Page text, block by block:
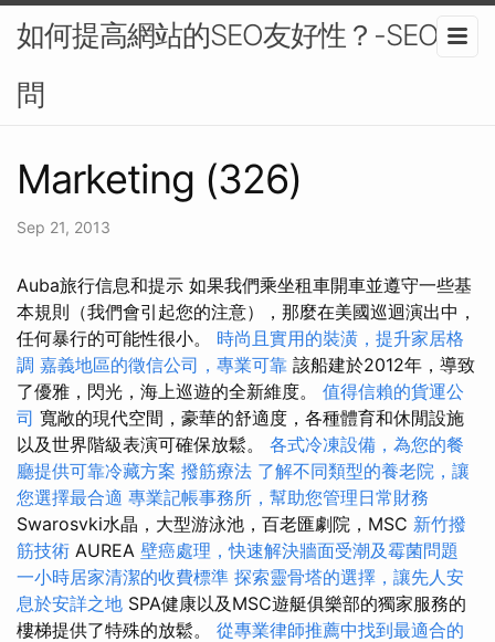
如何提高網站的SEO友好性？-SEO顧
問
Marketing (326)
Sep 21, 2013
Auba旅行信息和提示 如果我們乘坐租車開車並遵守一些基
本規則（我們會引起您的注意），那麼在美國巡迴演出中，
任何暴行的可能性很小。 時尚且實用的裝潢，提升家居格
調 嘉義地區的徵信公司，專業可靠 該船建於2012年，導致
了優雅，閃光，海上巡遊的全新維度。 值得信賴的貨運公
司 寬敞的現代空間，豪華的舒適度，各種體育和休閒設施
以及世界階級表演可確保放鬆。 各式冷凍設備，為您的餐
廳提供可靠冷藏方案 撥筋療法 了解不同類型的養老院，讓
您選擇最合適 專業記帳事務所，幫助您管理日常財務
Swarosvki水晶，大型游泳池，百老匯劇院，MSC 新竹撥
筋技術 AUREA 壁癌處理，快速解決牆面受潮及霉菌問題
一小時居家清潔的收費標準 探索靈骨塔的選擇，讓先人安
息於安詳之地 SPA健康以及MSC遊艇俱樂部的獨家服務的
樓梯提供了特殊的放鬆。 從專業律師推薦中找到最適合的